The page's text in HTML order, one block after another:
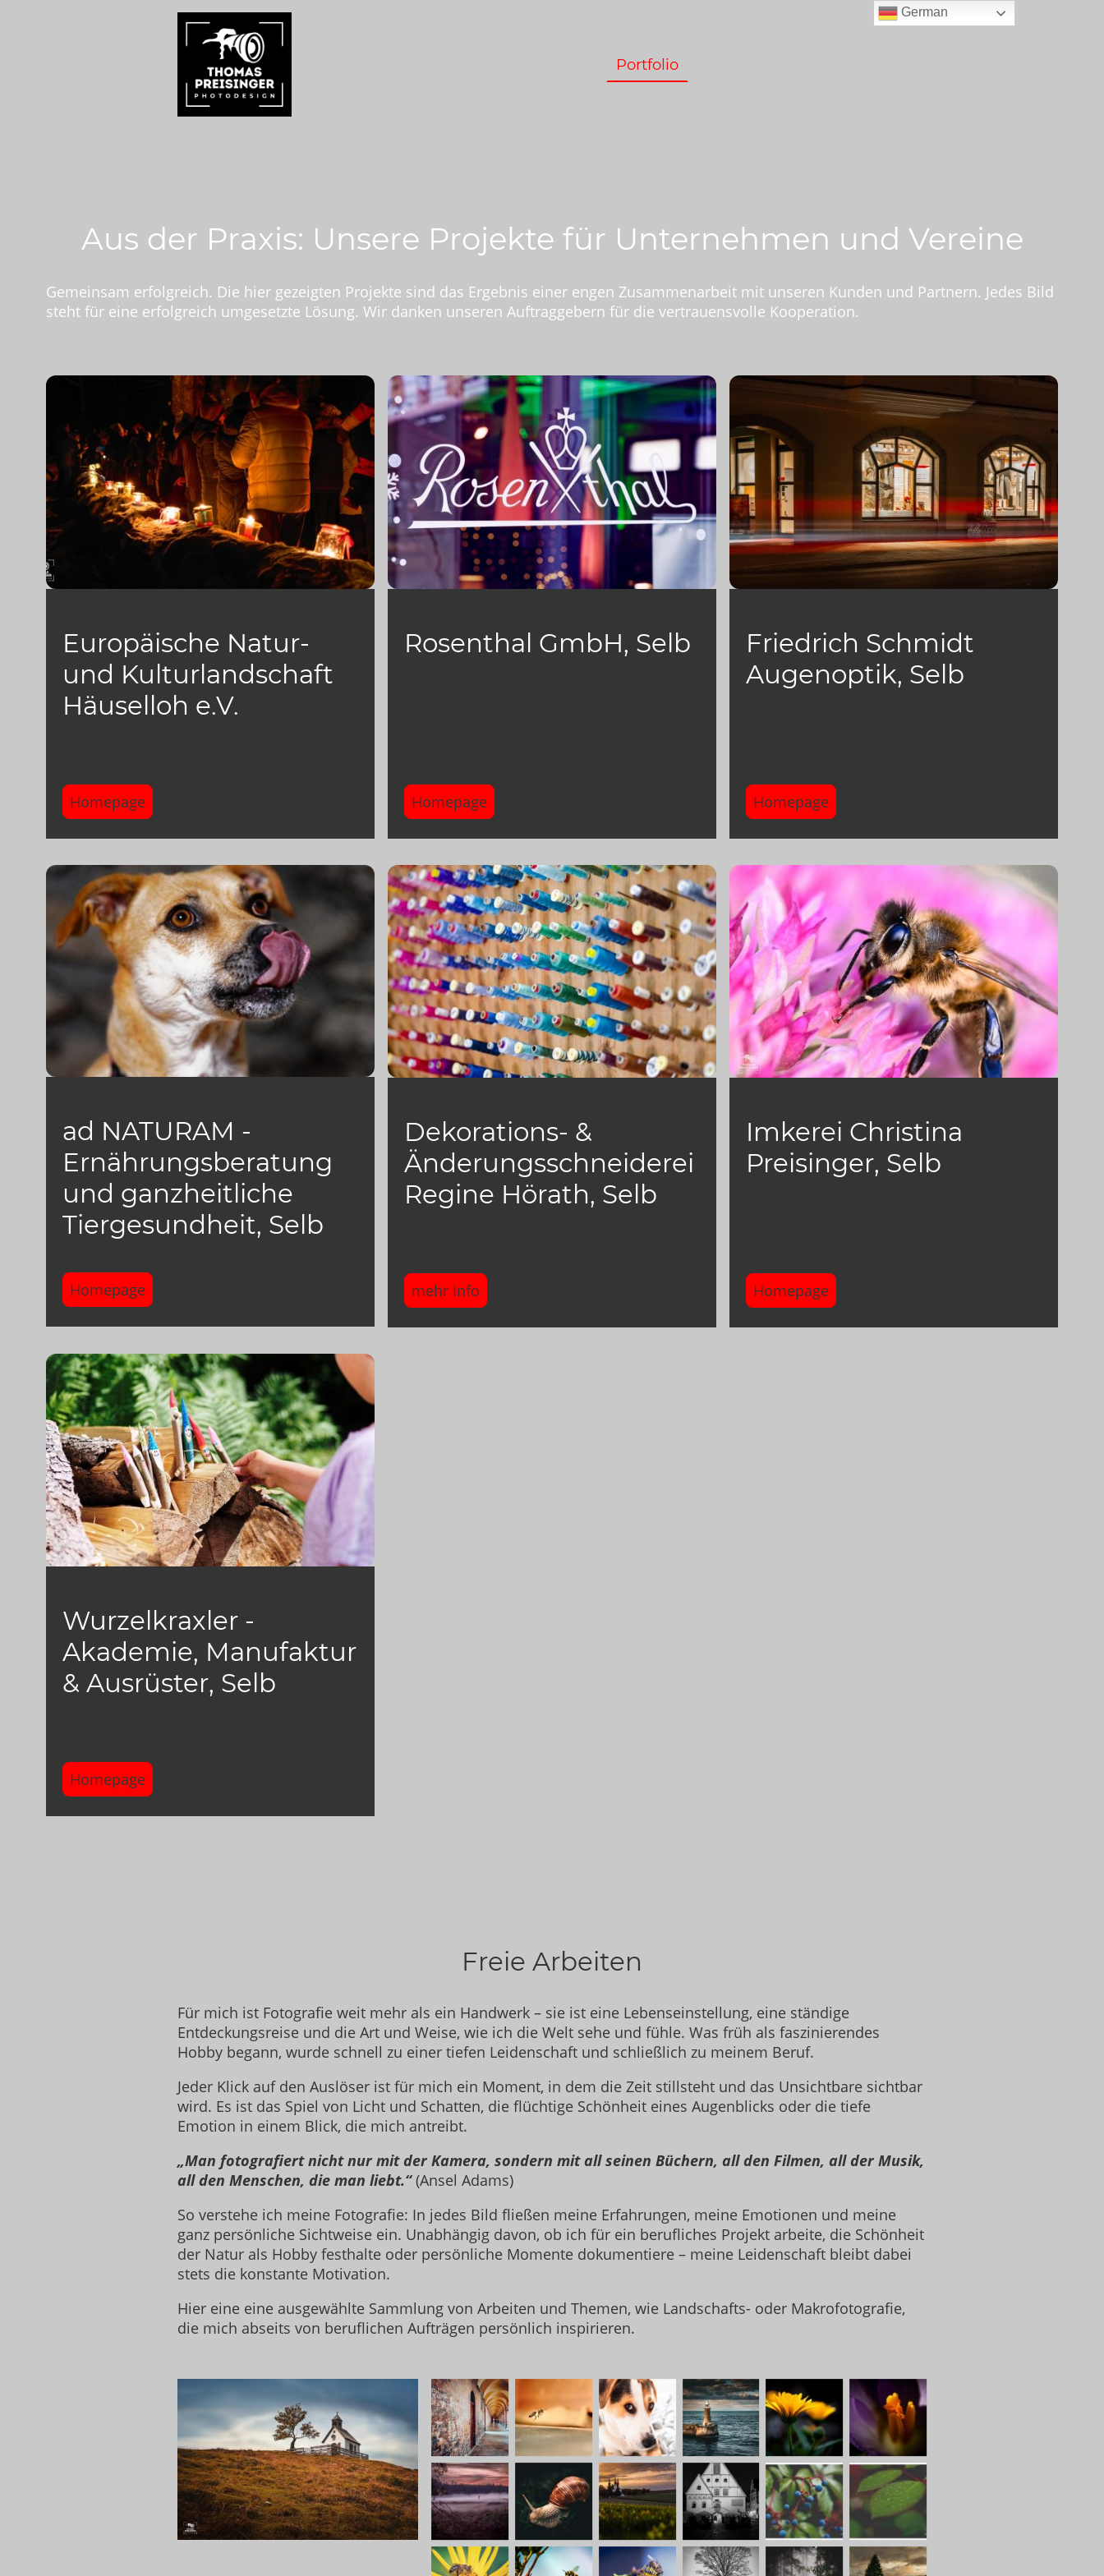
Portfolio
Aus der Praxis: Unsere Projekte für Unternehmen und Vereine
Gemeinsam erfolgreich. Die hier gezeigten Projekte sind das Ergebnis einer engen Zusammenarbeit mit unseren Kunden und Partnern. Jedes Bild
steht für eine erfolgreich umgesetzte Lösung. Wir danken unseren Auftraggebern für die vertrauensvolle Kooperation.
Europäische Natur-
und Kulturlandschaft
Häuselloh e.V.
Homepage
Rosenthal GmbH, Selb
Homepage
Friedrich Schmidt
Augenoptik, Selb
Homepage
ad NATURAM -
Ernährungsberatung
und ganzheitliche
Tiergesundheit, Selb
Homepage
Dekorations- &
Änderungsschneiderei
Regine Hörath, Selb
mehr Info
Imkerei Christina
Preisinger, Selb
Homepage
Wurzelkraxler -
Akademie, Manufaktur
& Ausrüster, Selb
Homepage
Freie Arbeiten
Für mich ist Fotografie weit mehr als ein Handwerk – sie ist eine Lebenseinstellung, eine ständige
Entdeckungsreise und die Art und Weise, wie ich die Welt sehe und fühle. Was früh als faszinierendes
Hobby begann, wurde schnell zu einer tiefen Leidenschaft und schließlich zu meinem Beruf.
Jeder Klick auf den Auslöser ist für mich ein Moment, in dem die Zeit stillsteht und das Unsichtbare sichtbar
wird. Es ist das Spiel von Licht und Schatten, die flüchtige Schönheit eines Augenblicks oder die tiefe
Emotion in einem Blick, die mich antreibt.
„Man fotografiert nicht nur mit der Kamera, sondern mit all seinen Büchern, all den Filmen, all der Musik,
all den Menschen, die man liebt.“(Ansel Adams)
So verstehe ich meine Fotografie: In jedes Bild fließen meine Erfahrungen, meine Emotionen und meine
ganz persönliche Sichtweise ein. Unabhängig davon, ob ich für ein berufliches Projekt arbeite, die Schönheit
der Natur als Hobby festhalte oder persönliche Momente dokumentiere – meine Leidenschaft bleibt dabei
stets die konstante Motivation.
Hier eine eine ausgewählte Sammlung von Arbeiten und Themen, wie Landschafts- oder Makrofotografie,
die mich abseits von beruflichen Aufträgen persönlich inspirieren.
German